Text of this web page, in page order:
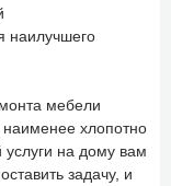
наилучшего
мебели
наименее хлопотно
на дому вам
задачу, и